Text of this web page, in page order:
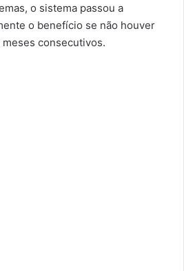
o sistema passou a
o benefício se não houver
consecutivos.